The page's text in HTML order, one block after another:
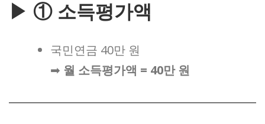
▶ ① 소득평가액
국민연금 40만 원
➡ 월 소득평가액 = 40만 원